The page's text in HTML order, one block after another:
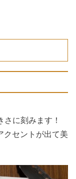
に刻みます！
クセントが出て美